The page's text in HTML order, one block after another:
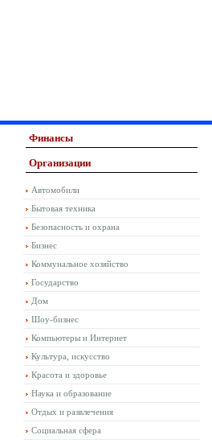
Финансы
Организации
Автомобили
Бытовая техника
Безопасность и охрана
Бизнес
Коммунальное хозяйство
Государство
Дом
Шоу-бизнес
Компьютеры и Интернет
Культура, искусство
Красота и здоровье
Наука и образование
Отдых и развлечения
Социальная сфера